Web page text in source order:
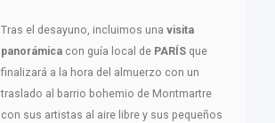
Tras el desayuno, incluimos una visita
panorámica con guía local de PARÍS que
finalizará a la hora del almuerzo con un
traslado al barrio bohemio de Montmartre
con sus artistas al aire libre y sus pequeños